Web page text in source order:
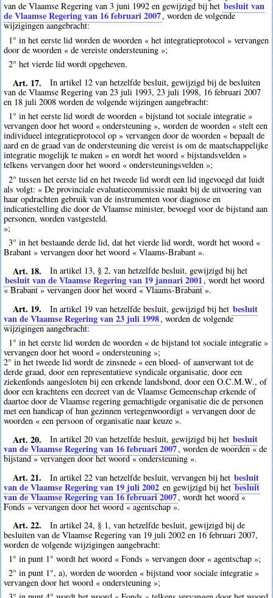
van de Vlaamse Regering van 3 juni 1992 en gewijzigd bij het besluit van
de Vlaamse Regering van 16 februari 2007, worden de volgende
wijzigingen aangebracht:
1° in het eerste lid worden de woorden « het integratieprotocol » vervangen
door de woorden « de vereiste ondersteuning »;
2° het vierde lid wordt opgeheven.
Art. 17.
In artikel 12 van hetzelfde besluit, gewijzigd bij de besluiten
van de Vlaamse Regering van 23 juli 1993, 23 juli 1998, 16 februari 2007
en 18 juli 2008 worden de volgende wijzingen aangebracht:
1° in het eerste lid wordt de woorden « bijstand tot sociale integratie »
vervangen door het woord « ondersteuning », worden de woorden « stelt een
individueel integratieprotocol op » vervangen door de woorden « bepaalt de
aard en de graad van de ondersteuning die vereist is om de maatschappelijke
integratie mogelijk te maken » en wordt het woord « bijstandsvelden »
telkens vervangen door het woord « ondersteuningsvelden »;
2° tussen het eerste lid en het tweede lid wordt een lid ingevoegd dat luidt
als volgt: « De provinciale evaluatiecommissie maakt bij de uitvoering van
haar opdrachten gebruik van de instrumenten voor diagnose en
indicatiestelling die door de Vlaamse minister, bevoegd voor de bijstand aan
personen, worden vastgesteld.
»;
3° in het bestaande derde lid, dat het vierde lid wordt, wordt het woord «
Brabant » vervangen door het woord « Vlaams-Brabant ».
Art. 18. In artikel 13, § 2, van hetzelfde besluit, gewijzigd bij het
besluit van de Vlaamse Regering van 19 januari 2001, wordt het woord
« Brabant » vervangen door het woord « Vlaams-Brabant ».
Art. 19. In artikel 19 van hetzelfde besluit, gewijzigd bij het besluit
van de Vlaamse Regering van 23 juli 1998, worden de volgende
wijzigingen aangebracht:
1° in het eerste lid worden de woorden « de bijstand tot sociale integratie »
vervangen door het woord « ondersteuning »;
2° in het tweede lid wordt de zinsnede « een bloed- of aanverwant tot de
derde graad, door een representatieve syndicale organisatie, door een
ziekenfonds aangesloten bij een erkende landsbond, door een O.C.M.W., of
door een krachtens een decreet van de Vlaamse Gemeenschap erkende of
daartoe door de Vlaamse regering gemachtigde organisatie die de personen
met een handicap of hun gezinnen vertegenwoordigt » vervangen door de
woorden « een persoon of organisatie naar keuze ».
Art. 20. In artikel 20 van hetzelfde besluit, gewijzigd bij het besluit
van de Vlaamse Regering van 16 februari 2007, worden de woorden « de
bijstand » vervangen door het woord « ondersteuning ».
Art. 21. In artikel 22 van hetzelfde besluit, vervangen bij het besluit
van de Vlaamse Regering van 19 juli 2002 en gewijzigd bij hetbesluit
van de Vlaamse Regering van 16 februari 2007, wordt het woord «
Fonds » vervangen door het woord « agentschap ».
Art. 22.
In artikel 24, § 1, van hetzelfde besluit, gewijzigd bij de
besluiten van de Vlaamse Regering van 19 juli 2002 en 16 februari 2007,
worden de volgende wijzigingen aangebracht:
1° in punt 1° wordt het woord « Fonds » vervangen door « agentschap »;
2° in punt 1°, a), worden de woorden « bijstand voor sociale integratie »
vervangen door het woord « ondersteuning »;